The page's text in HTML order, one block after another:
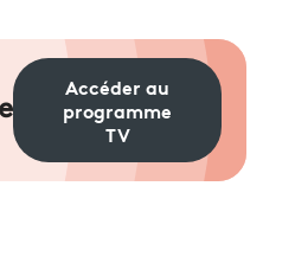
Accéder au
programme
TV